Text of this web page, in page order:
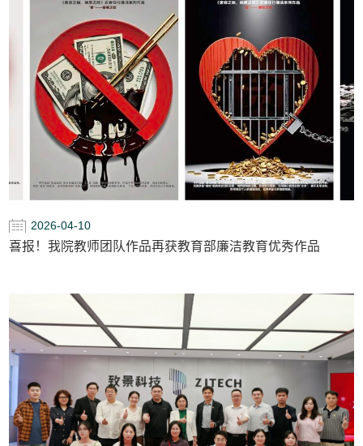
2026-04-10
喜报！我院教师团队作品再获教育部廉洁教育优秀作品